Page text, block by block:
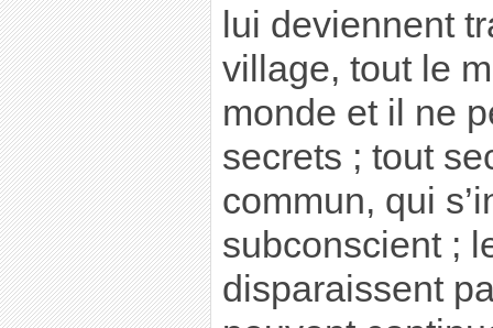
lui deviennent
village, tout le
monde et il ne
secrets ; tout
commun, qui
subconscient ;
disparaissent